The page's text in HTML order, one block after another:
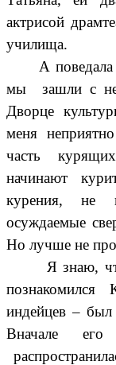
актрисой
училища.
А поведала
мы зашли с
Дворце
меня
часть курящих
начинают
курения, не
осуждаемые
Но лучше не
Я знаю, что
индейцев – был
Вначале